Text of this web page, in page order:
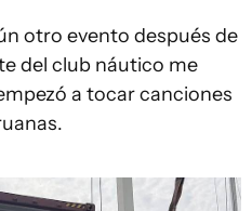
otro evento después de
del club náutico me
a tocar canciones